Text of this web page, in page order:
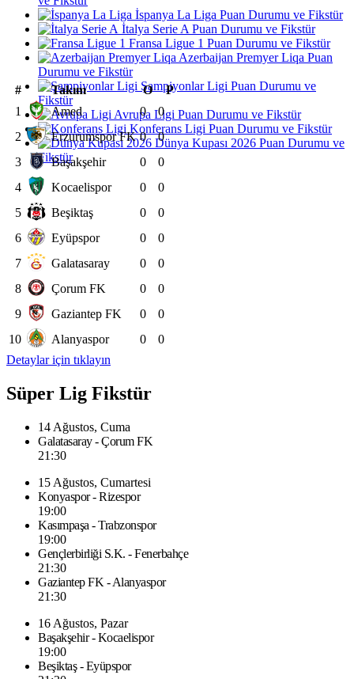
İspanya La Liga Puan Durumu ve Fikstür
İtalya Serie A Puan Durumu ve Fikstür
Fransa Ligue 1 Puan Durumu ve Fikstür
Azerbaijan Premyer Liqa Puan
Durumu ve Fikstür
Şampiyonlar Ligi Puan Durumu ve
Fikstür
Avrupa Ligi Puan Durumu ve Fikstür
Konferans Ligi Puan Durumu ve Fikstür
Dünya Kupası 2026 Puan Durumu ve
Fikstür
# Takım O
P
1
Amed 0
0
2
Erzurumspor FK 0
0
3
Başakşehir 0
0
4
Kocaelispor 0
0
5
Beşiktaş 0
0
6
Eyüpspor 0
0
7
Galatasaray 0
0
8
Çorum FK 0
0
9
Gaziantep FK 0
0
10
Alanyaspor 0
0
Detaylar için tıklayın
Süper Lig Fikstür
14 Ağustos, Cuma
Galatasaray - Çorum FK
21:30
15 Ağustos, Cumartesi
Konyaspor - Rizespor
19:00
Kasımpaşa - Trabzonspor
19:00
Gençlerbirliği S.K. - Fenerbahçe
21:30
Gaziantep FK - Alanyaspor
21:30
16 Ağustos, Pazar
Başakşehir - Kocaelispor
19:00
Beşiktaş - Eyüpspor